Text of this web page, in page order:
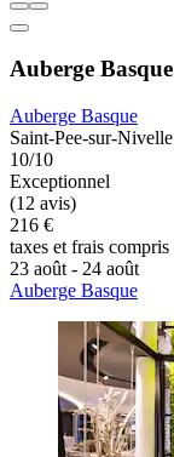
Auberge Basque
Auberge Basque
Saint-Pee-sur-Nivelle
10/10
Exceptionnel
(12 avis)
216 €
taxes et frais compris
23 août - 24 août
Auberge Basque